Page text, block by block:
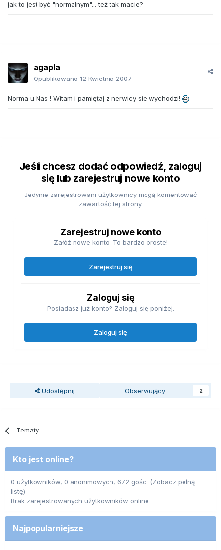
jak to jest być "normalnym"... też tak macie?
agapla
Opublikowano 12 Kwietnia 2007
Norma u Nas ! Witam i pamiętaj z nerwicy sie wychodzi!
Jeśli chcesz dodać odpowiedź, zaloguj
się lub zarejestruj nowe konto
Jedynie zarejestrowani użytkownicy mogą komentować
zawartość tej strony.
Zarejestruj nowe konto
Załóż nowe konto. To bardzo proste!
Zarejestruj się
Zaloguj się
Posiadasz już konto? Zaloguj się poniżej.
Zaloguj się
Udostępnij Obserwujący 2
Tematy
Kto jest online?
0 użytkowników, 0 anonimowych, 672 gości (Zobacz pełną
listę)
Brak zarejestrowanych użytkowników online
Najpopularniejsze